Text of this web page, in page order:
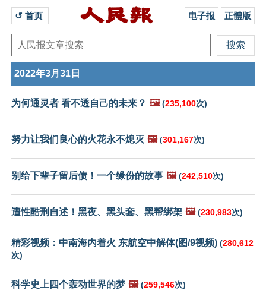
↺ 首页 电子报 正體版
2022年3月31日
为何通灵者 看不透自己的未来？ 🖼️ (235,100次)
努力让我们良心的火花永不熄灭 🖼️ (301,167次)
别给下辈子留后债！一个缘份的故事 🖼️ (242,510次)
遭性酷刑自述！黑夜、黑头套、黑帮绑架 🖼️ (230,983次)
精彩视频：中南海内着火 东航空中解体(图/9视频) (280,612
次)
科学史上四个轰动世界的梦 🖼️ (259,546次)